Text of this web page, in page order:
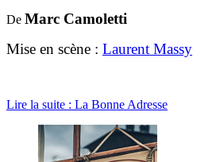
De Marc Camoletti
Mise en scène : Laurent Massy
Lire la suite : La Bonne Adresse